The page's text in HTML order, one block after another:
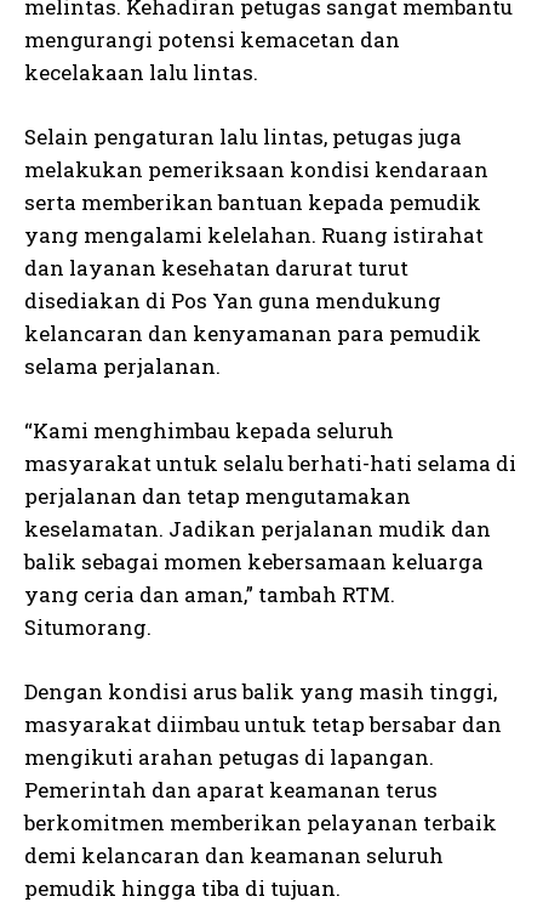
melintas. Kehadiran petugas sangat membantu
mengurangi potensi kemacetan dan
kecelakaan lalu lintas.
Selain pengaturan lalu lintas, petugas juga
melakukan pemeriksaan kondisi kendaraan
serta memberikan bantuan kepada pemudik
yang mengalami kelelahan. Ruang istirahat
dan layanan kesehatan darurat turut
disediakan di Pos Yan guna mendukung
kelancaran dan kenyamanan para pemudik
selama perjalanan.
“Kami menghimbau kepada seluruh
masyarakat untuk selalu berhati-hati selama di
perjalanan dan tetap mengutamakan
keselamatan. Jadikan perjalanan mudik dan
balik sebagai momen kebersamaan keluarga
yang ceria dan aman,” tambah RTM.
Situmorang.
Dengan kondisi arus balik yang masih tinggi,
masyarakat diimbau untuk tetap bersabar dan
mengikuti arahan petugas di lapangan.
Pemerintah dan aparat keamanan terus
berkomitmen memberikan pelayanan terbaik
demi kelancaran dan keamanan seluruh
pemudik hingga tiba di tujuan.